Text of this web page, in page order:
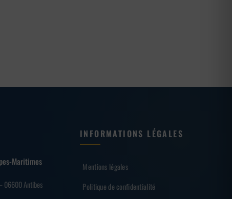
Maritimes
06600 Antibes
INFORMATIONS LÉGALES
Mentions légales
Politique de confidentialité